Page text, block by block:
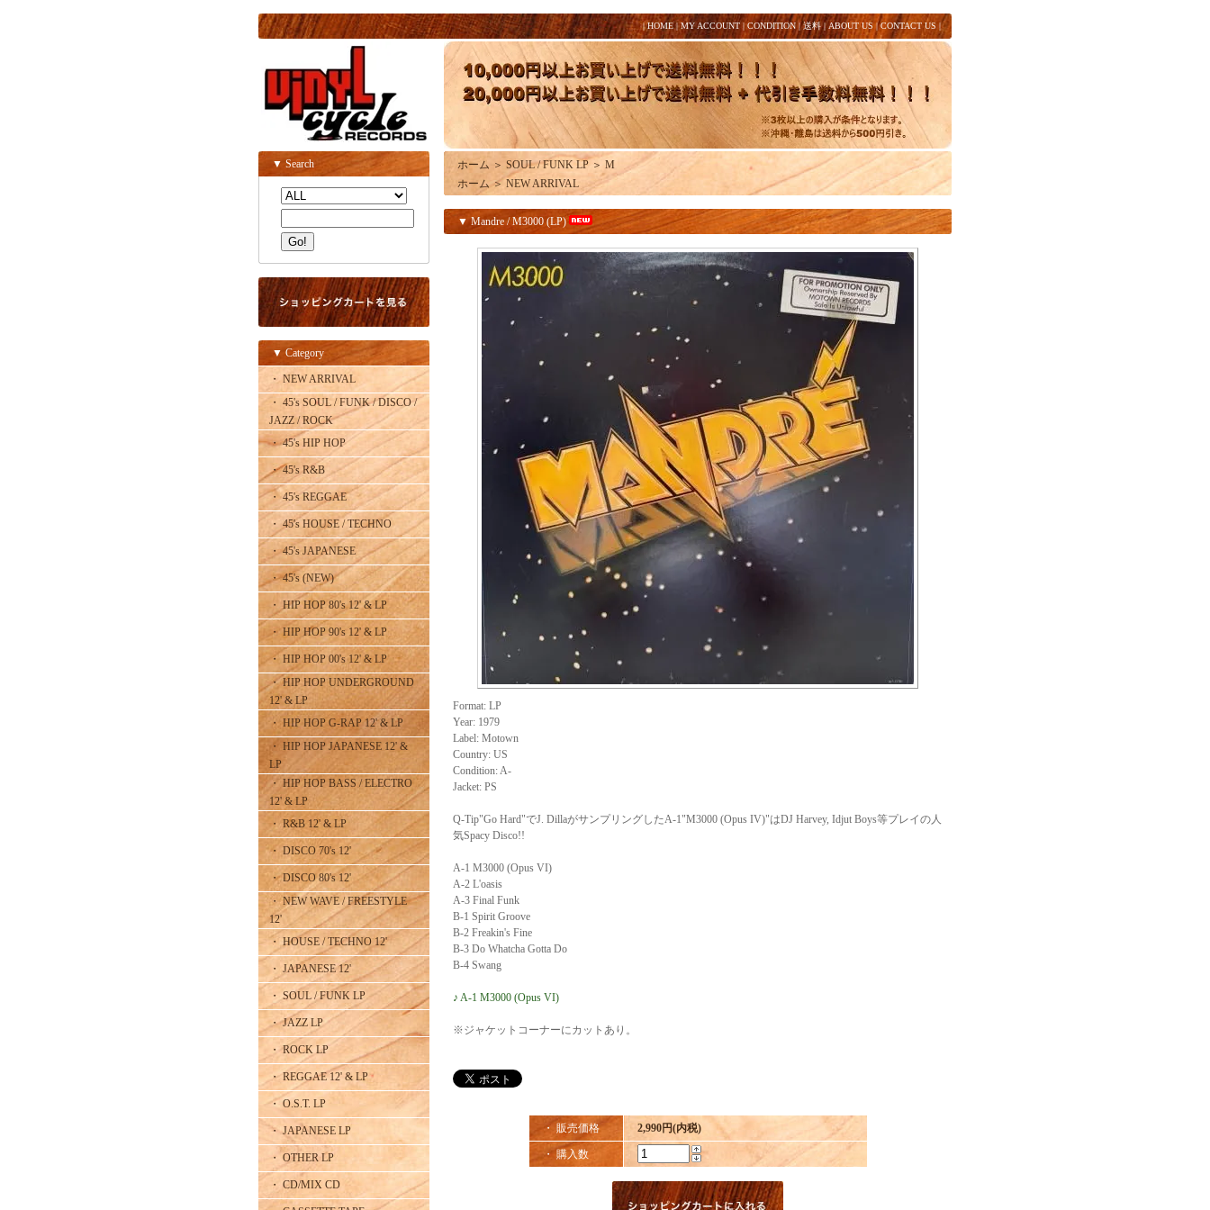
|HOME|MY ACCOUNT |CONDITION |送料| ABOUT US |CONTACT US |
▼ Search
▼ Category
・ NEW ARRIVAL
・ 45's SOUL / FUNK / DISCO /
JAZZ / ROCK
・ 45's HIP HOP
・ 45's R&B
・ 45's REGGAE
・ 45's HOUSE / TECHNO
・ 45's JAPANESE
・ 45's (NEW)
・ HIP HOP 80's 12' & LP
・ HIP HOP 90's 12' & LP
・ HIP HOP 00's 12' & LP
・ HIP HOP UNDERGROUND
12' & LP
・ HIP HOP G-RAP 12' & LP
・ HIP HOP JAPANESE 12' &
LP
・ HIP HOP BASS / ELECTRO
12' & LP
・ R&B 12' & LP
・ DISCO 70's 12'
・ DISCO 80's 12'
・ NEW WAVE / FREESTYLE
12'
・ HOUSE / TECHNO 12'
・ JAPANESE 12'
・ SOUL / FUNK LP
・ JAZZ LP
・ ROCK LP
・ REGGAE 12' & LP
・ O.S.T. LP
・ JAPANESE LP
・ OTHER LP
・ CD/MIX CD
ホーム ＞ SOUL / FUNK LP ＞ M
ホーム ＞ NEW ARRIVAL
▼ Mandre / M3000 (LP)
Format: LP
Year: 1979
Label: Motown
Country: US
Condition: A-
Jacket: PS
Q-Tip"Go Hard"でJ. DillaがサンプリングしたA-1"M3000 (Opus IV)"はDJ Harvey, Idjut Boys等プレイの人
気Spacy Disco!!
A-1 M3000 (Opus VI)
A-2 L'oasis
A-3 Final Funk
B-1 Spirit Groove
B-2 Freakin's Fine
B-3 Do Whatcha Gotta Do
B-4 Swang
♪ A-1 M3000 (Opus VI)
※ジャケットコーナーにカットあり。
・ 販売価格 2,990円(内税)
・ 購入数